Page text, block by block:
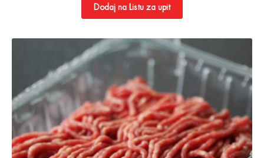
Dodaj na Listu za upit